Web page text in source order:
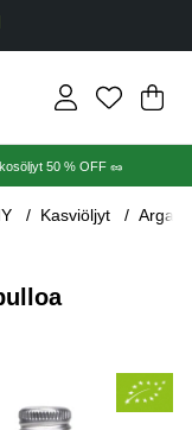
.
50 % OFF 🥜
Kasviöljyt
0